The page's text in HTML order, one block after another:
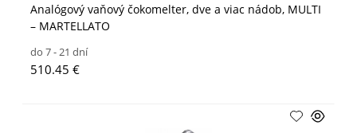
Analógový vaňový čokomelter, dve a viac nádob, MULTI
– MARTELLATO
do 7 - 21 dní
510.45 €